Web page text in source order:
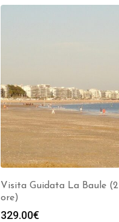
Visita Guidata La Baule (2
ore)
329.00€